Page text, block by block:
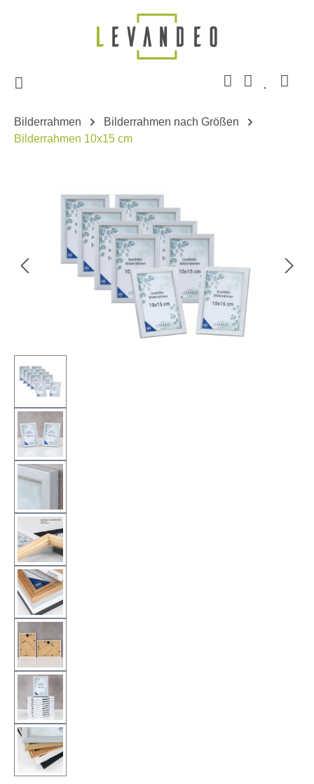
Zum Hauptinhalt springen
Bilderrahmen
Bilderrahmen nach Größen
Bilderrahmen 10x15 cm
Bildergalerie überspringen